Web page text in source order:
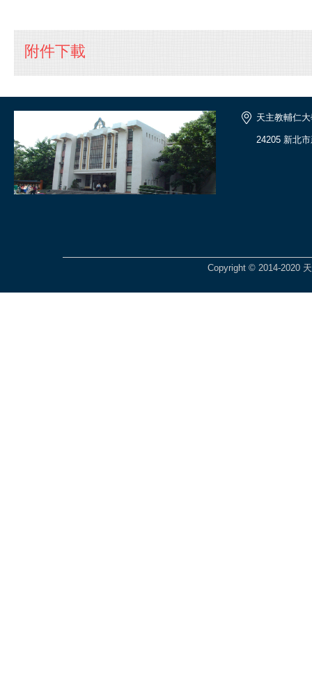
附件下載
天主教輔仁
24205 新北
Copyright © 2014-2020